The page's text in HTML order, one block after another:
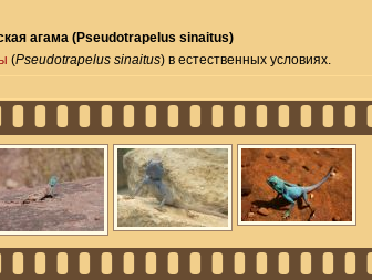
агама (Pseudotrapelus sinaitus)
(Pseudotrapelus sinaitus) в естественных условиях.